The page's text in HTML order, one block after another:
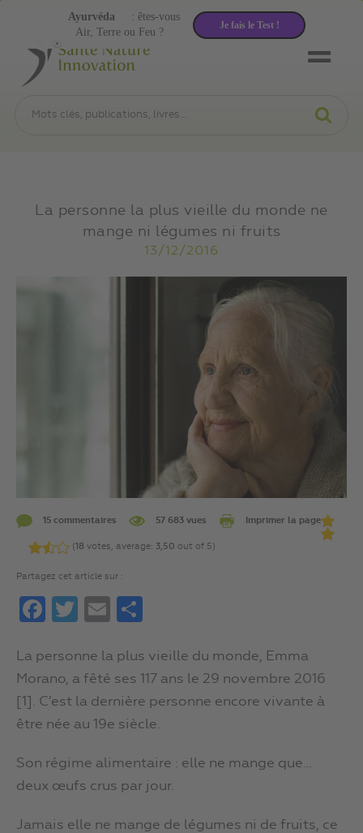
La personne la plus vieille du monde ne
mange ni légumes ni fruits
13/12/2016
15 commentaires 57 683 vues Imprimer la page
(18 votes, average: 3,50 out of 5)
Partagez cet article sur :
FacebookTwitterEmail
La personne la plus vieille du monde, Emma
Morano, a fêté ses 117 ans le 29 novembre 2016
[1]. C’est la dernière personne encore vivante à
être née au 19e siècle.
Son régime alimentaire : elle ne mange que…
deux œufs crus par jour.
Jamais elle ne mange de légumes ni de fruits, ce
Air, Terre ou Feu ?
Ayurvéda : êtes-vous
Je fais le Test !